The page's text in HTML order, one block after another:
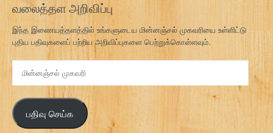
வலைத்தள அறிவிப்பு
இந்த இணையத்தளத்தில் உங்களுடைய மின்னஞ்சல் முகவரியை உள்ளிட்டு
புதிய பதிவுகளைப் பற்றிய அறிவிப்புகளை பெற்றுக்கொள்ளவும்.
மி
ஞ்
ச
ல்
பதிவு செய்க